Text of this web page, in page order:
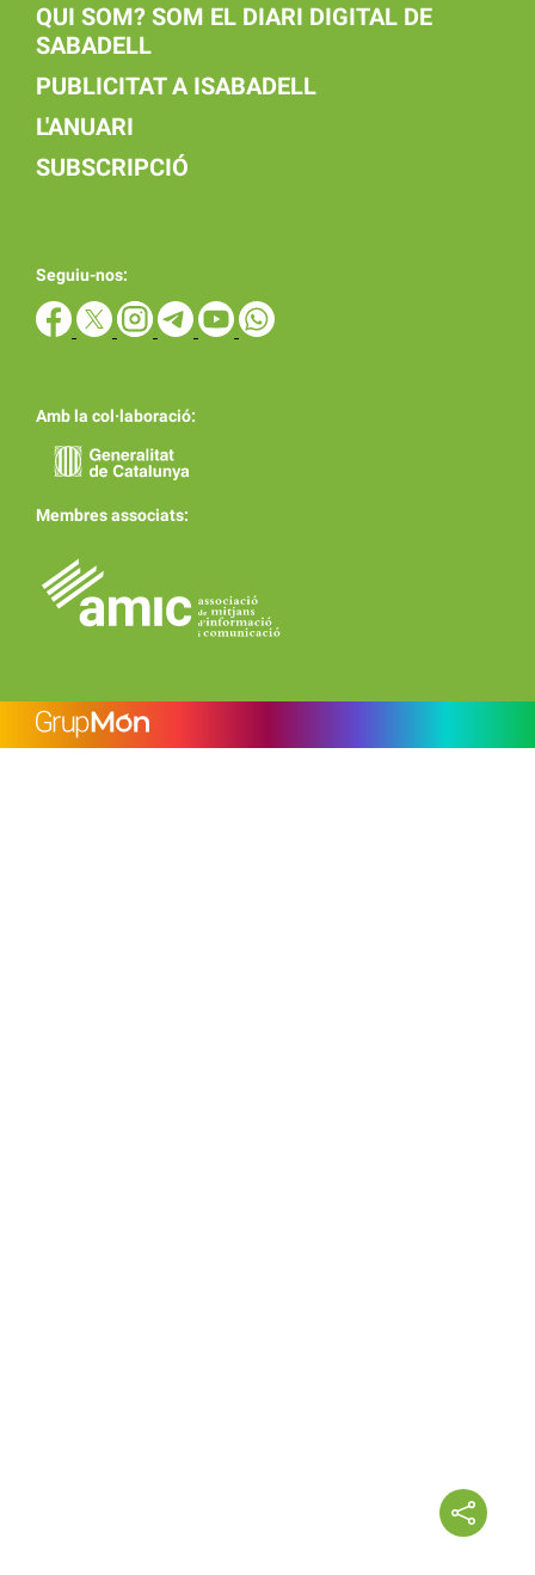
QUI SOM? SOM EL DIARI DIGITAL DE
SABADELL
PUBLICITAT A ISABADELL
L'ANUARI
SUBSCRIPCIÓ
Seguiu-nos:
Amb la col·laboració:
Membres associats: